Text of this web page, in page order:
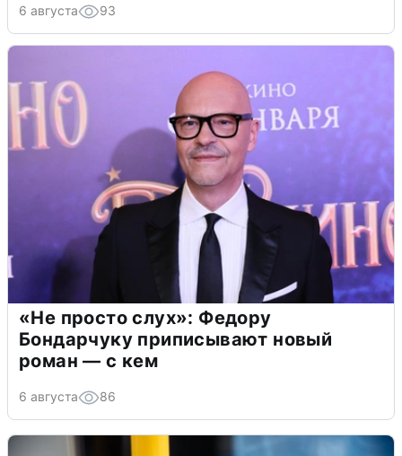
6 августа 93
«Не просто слух»: Федору
Бондарчуку приписывают новый
роман — с кем
6 августа 86